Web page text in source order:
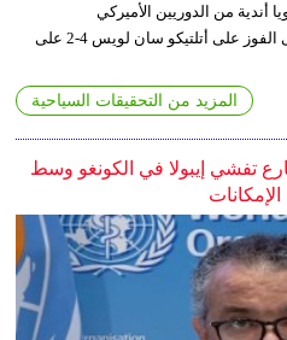
أندية من الدوريين الأميركي
والمكسيكي، بعدما قاد إنتر ميامي إلى الفوز على أتلتيكو سان لويس 4-2 على
المزيد من التحقيقات السياحية
تفشي إيبولا في الكونغو وسط